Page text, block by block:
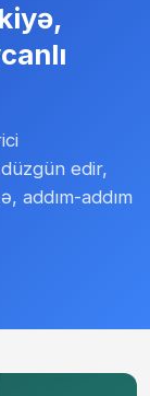
edir,
addım-addım